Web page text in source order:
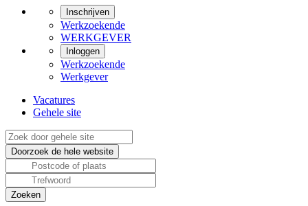
Inschrijven
Werkzoekende
WERKGEVER
Inloggen
Werkzoekende
Werkgever
Vacatures
Gehele site